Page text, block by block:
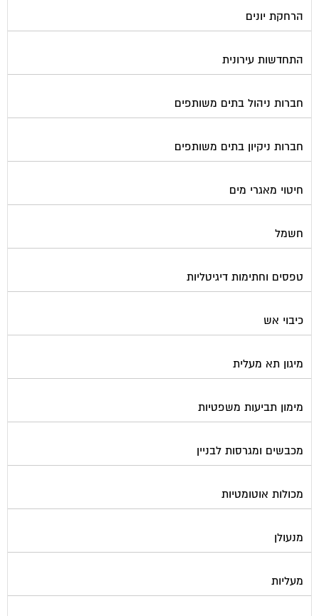
הרחקת יונים
התחדשות עירונית
חברות ניהול בתים משותפים
חברות ניקיון בתים משותפים
חיטוי מאגרי מים
חשמל
טפסים וחתימות דיגיטליות
כיבוי אש
מיגון תא מעלית
מימון תביעות משפטיות
מכבשים ומגרסות לבניין
מכולות אוטומטיות
מנעולן
מעליות